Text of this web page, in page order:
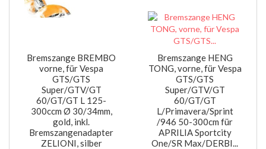
Bremszange BREMBO
vorne, für Vespa
GTS/GTS
Super/GTV/GT
60/GT/GT L 125-
300ccm Ø 30/34mm,
gold, inkl.
Bremszangenadapter
ZELIONI, silber
Bremszange HENG
TONG, vorne, für Vespa
GTS/GTS
Super/GTV/GT
60/GT/GT
L/Primavera/Sprint
/946 50-300cm für
APRILIA Sportcity
One/SR Max/DERBI...